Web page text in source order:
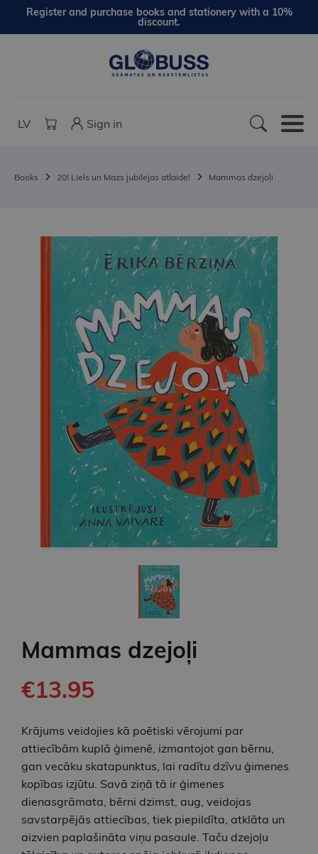
Register and purchase books and stationery with a 10%
discount.
LV Sign in
Books 20! Liels un Mazs jubilejas atlaide! Mammas dzejoļi
Mammas dzejoļi
€13.95
Krājums veidojies kā poētiski vērojumi par
attiecībām kuplā ģimenē, izmantojot gan bērnu,
gan vecāku skatapunktus, lai radītu dzīvu ģimenes
kopības izjūtu. Savā ziņā tā ir ģimenes
dienasgrāmata, bērni dzimst, aug, veidojas
savstarpējās attiecības, tiek piepildīta, atklāta un
aizvien paplašināta viņu pasaule. Taču dzejoļu